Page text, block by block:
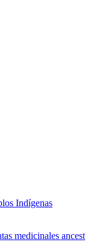
Indígenas
medicinales